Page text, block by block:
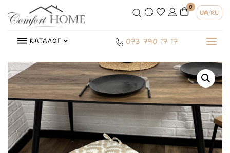
0
UA/RU
КАТАЛОГ 073 790 17 17